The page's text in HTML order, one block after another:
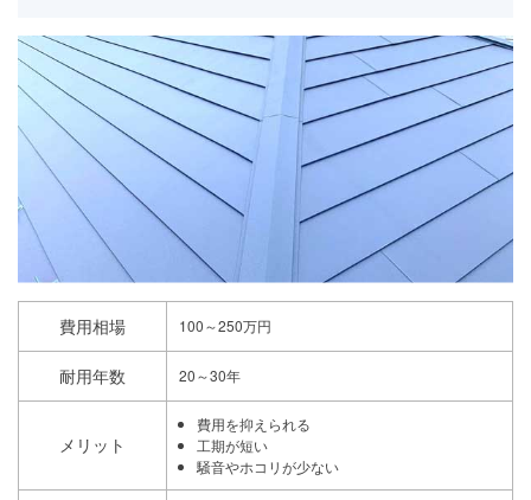
費用相場 100～250万円
耐用年数 20～30年
メリット
費用を抑えられる
工期が短い
騒音やホコリが少ない